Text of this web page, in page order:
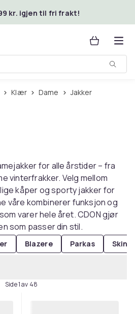
kr. igjen til fri frakt!
Klær Dame Jakker
for alle årstider – fra
vinterfrakker. Velg mellom
kåper og sporty jakker for
våre kombinerer funksjon og
varer hele året. CDON gjør
som passer din stil.
Blazere Parkas
Side 1 av 48